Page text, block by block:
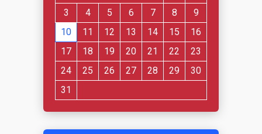
3
4 5 6 7 8
9
10
11 12 13 14 15
16
17
18 19 20 21 22
23
24
25 26 27 28 29
30
31